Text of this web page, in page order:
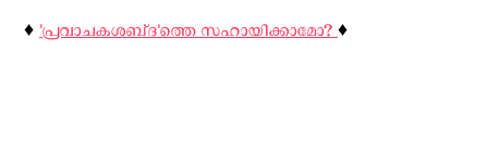
♦️ 'പ്രവാചകശബ്‌ദ'ത്തെ സഹായിക്കാമോ?♦️